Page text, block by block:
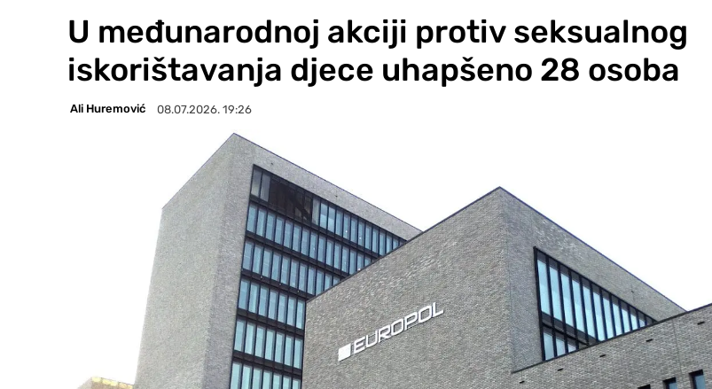
U međunarodnoj akciji protiv seksualnog
iskorištavanja djece uhapšeno 28 osoba
Ali Huremović 08.07.2026. 19:26